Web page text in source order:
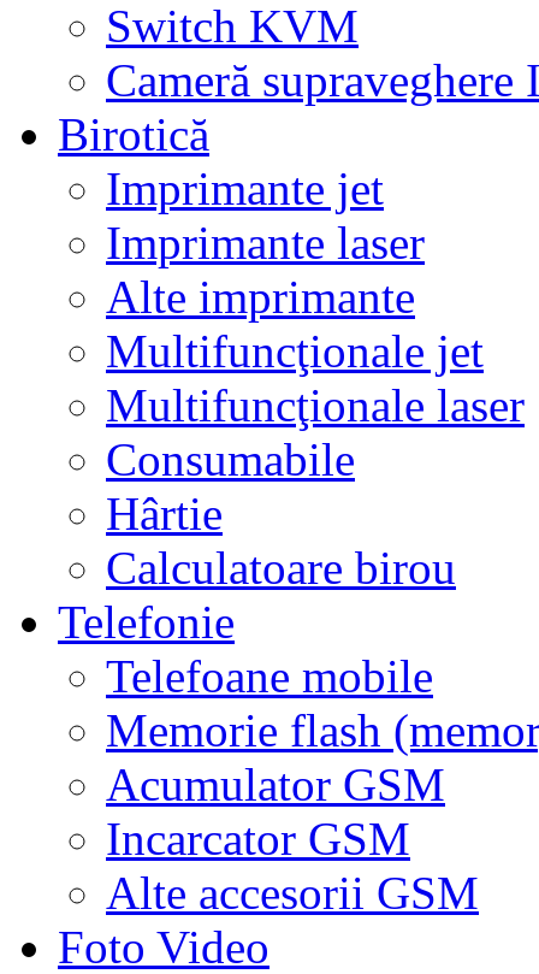
Switch KVM
Cameră supraveghere
Birotică
Imprimante jet
Imprimante laser
Alte imprimante
Multifuncţionale jet
Multifuncţionale laser
Consumabile
Hârtie
Calculatoare birou
Telefonie
Telefoane mobile
Memorie flash
Acumulator GSM
Incarcator GSM
Alte accesorii GSM
Foto Video